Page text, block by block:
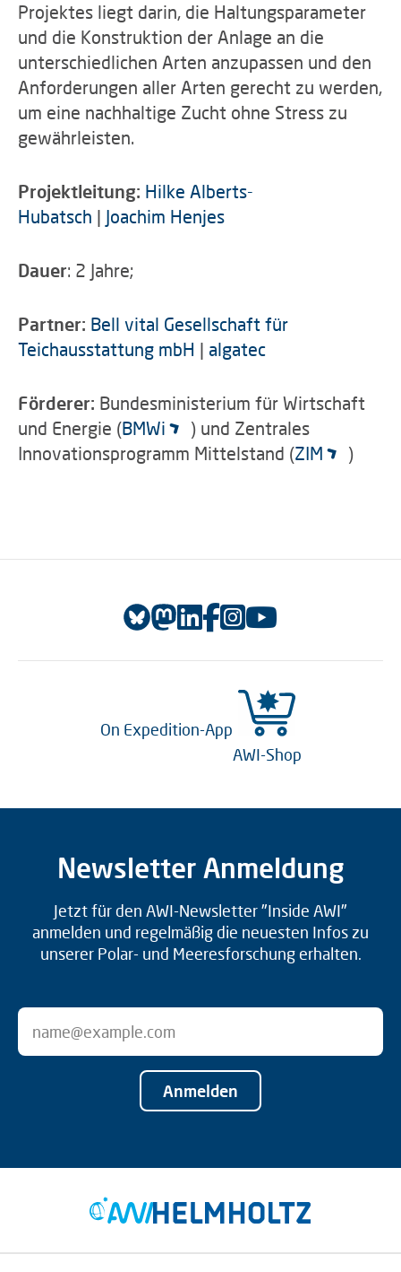
Projektes liegt darin, die Haltungsparameter
und die Konstruktion der Anlage an die
unterschiedlichen Arten anzupassen und den
Anforderungen aller Arten gerecht zu werden,
um eine nachhaltige Zucht ohne Stress zu
gewährleisten.
Projektleitung: Hilke Alberts-
Hubatsch | Joachim Henjes
Dauer: 2 Jahre;
Partner: Bell vital Gesellschaft für
Teichausstattung mbH | algatec
Förderer: Bundesministerium für Wirtschaft
und Energie (BMWi
) und Zentrales
Innovationsprogramm Mittelstand (ZIM )
On Expedition-App
AWI-Shop
Newsletter Anmeldung
Jetzt für den AWI-Newsletter "Inside AWI"
anmelden und regelmäßig die neuesten Infos zu
unserer Polar- und Meeresforschung erhalten.
Anmelden